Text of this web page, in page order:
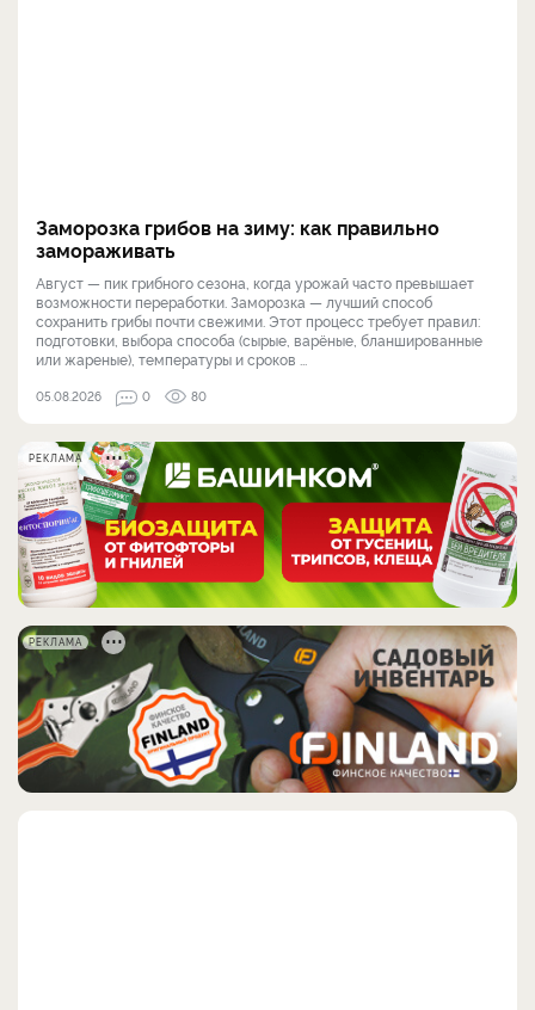
Заморозка грибов на зиму: как правильно
замораживать
Август — пик грибного сезона, когда урожай часто превышает
возможности переработки. Заморозка — лучший способ
сохранить грибы почти свежими. Этот процесс требует правил:
подготовки, выбора способа (сырые, варёные, бланшированные
или жареные), температуры и сроков ...
05.08.2026 0 80
РЕКЛАМА
РЕКЛАМА